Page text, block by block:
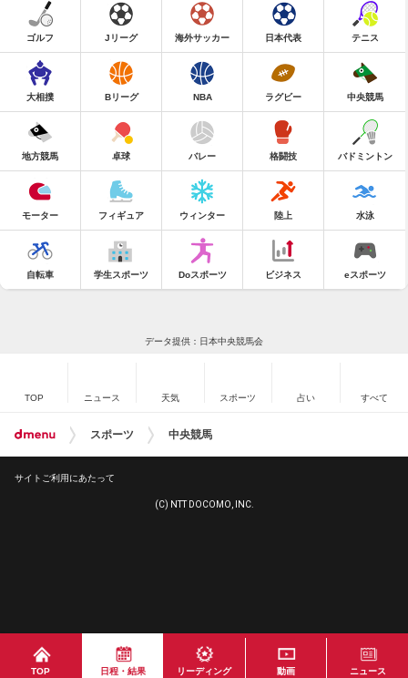
TOP 日程・結果 リーディング 動画 ニュース
ゴルフ Jリーグ 海外サッカー 日本代表 テニス
大相撲 Bリーグ NBA ラグビー 中央競馬
地方競馬 卓球 バレー 格闘技 バドミントン
モーター フィギュア ウィンター 陸上 水泳
自転車 学生スポーツ Doスポーツ ビジネス eスポーツ
データ提供：日本中央競馬会
TOP ニュース 天気 スポーツ 占い すべて
スポーツ 中央競馬
サイトご利用にあたって
(C) NTT DOCOMO, INC.